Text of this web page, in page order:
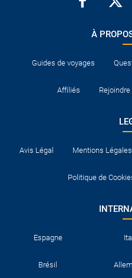
À
Guides de voyages
Affiliés
Avis Légal Mentions Légales
Politique de
Espagne
Brésil